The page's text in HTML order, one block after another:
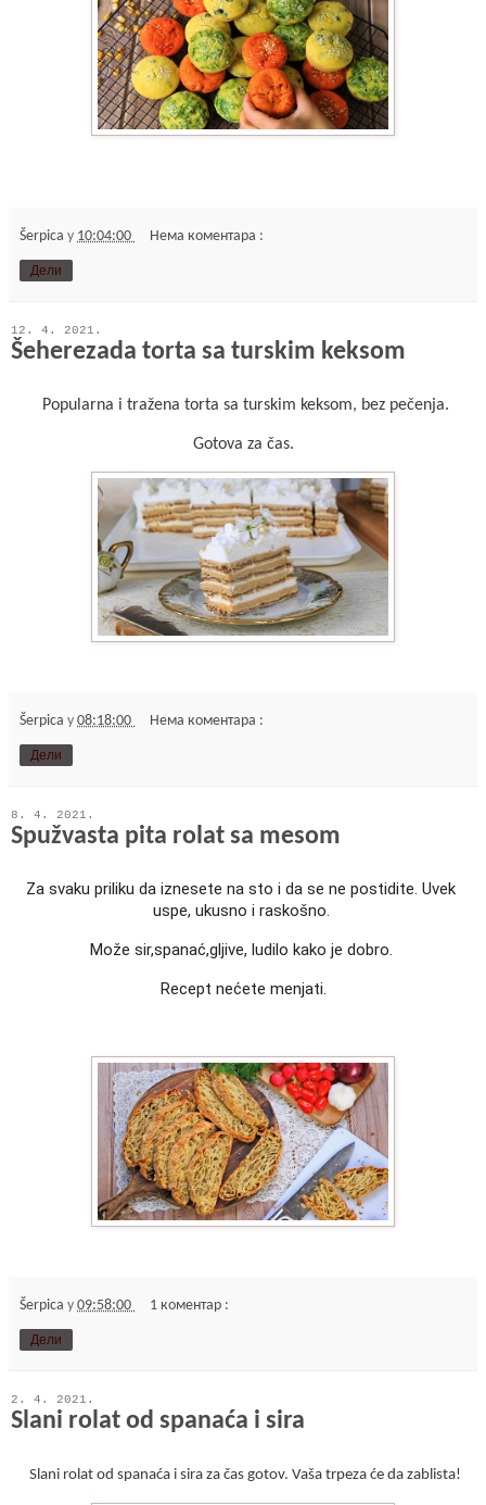
Šerpica у 10:04:00 Нема коментара :
Дели
12. 4. 2021.
Šeherezada torta sa turskim keksom
Popularna i tražena torta sa turskim keksom, bez pečenja.
Gotova za čas.
Šerpica у 08:18:00 Нема коментара :
Дели
8. 4. 2021.
Spužvasta pita rolat sa mesom
Za svaku priliku da iznesete na sto i da se ne postidite. Uvek
uspe, ukusno i raskošno.
Može sir,spanać,gljive, ludilo kako je dobro.
Recept nećete menjati.
Šerpica у 09:58:00 1 коментар :
Дели
2. 4. 2021.
Slani rolat od spanaća i sira
Slani rolat od spanaća i sira za čas gotov. Vaša trpeza će da zablista!